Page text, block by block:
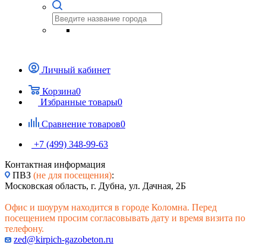
Личный кабинет
Корзина0
Избранные товары0
Сравнение товаров0
+7 (499) 348-99-63
Контактная информация
ПВЗ (не для посещения):
Московская область, г. Дубна, ул. Дачная, 2Б
Офис и шоурум находится в городе Коломна. Перед
посещением просим согласовывать дату и время визита по
телефону.
zed@kirpich-gazobeton.ru